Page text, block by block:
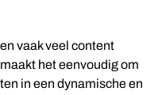
vaak veel content
het eenvoudig om
in een dynamische en